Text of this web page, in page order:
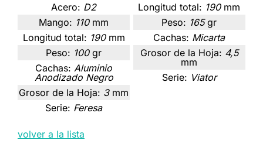
Acero: D2
Mango: 110 mm
Longitud total: 190 mm
Peso: 100 gr
Cachas: Aluminio
Anodizado Negro
Grosor de la Hoja: 3 mm
Serie: Feresa
Longitud total: 190 mm
Peso: 165 gr
Cachas: Micarta
Grosor de la Hoja: 4,5
mm
Serie: Viator
volver a la lista